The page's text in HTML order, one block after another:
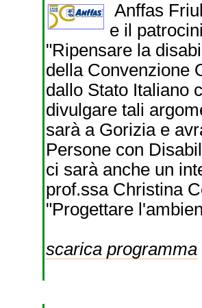
Anffas
e il
"Ripensare la
della Convenzione
dallo Stato Italiano
divulgare tali
sarà a Gorizia e
Persone con
ci sarà anche un
prof.ssa Christina
"Progettare
scarica programma